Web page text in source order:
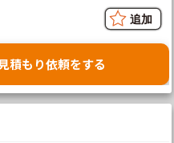
積もり依頼をする